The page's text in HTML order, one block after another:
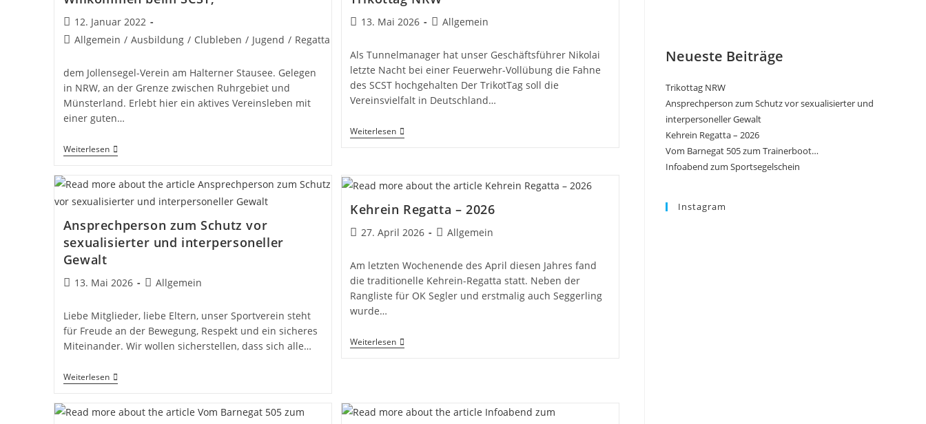
Beitrag
veröffentlicht:
12. Januar 2022
Beitrags-
Allgemein / Ausbildung / Clubleben / Jugend / Regatta
dem Jollensegel-Verein am Halterner Stausee. Gelegen
in NRW, an der Grenze zwischen Ruhrgebiet und
Münsterland. Erlebt hier ein aktives Vereinsleben mit
einer guten…
WeiterlesenWillkommen
Beim
Beitrag
13. Mai 2026
Beitrags-
Allgemein
Als Tunnelmanager hat unser Geschäftsführer Nikolai
letzte Nacht bei einer Feuerwehr-Vollübung die Fahne
des SCST hochgehalten Der TrikotTag soll die
Vereinsvielfalt in Deutschland…
WeiterlesenTrikottag
NRW
Ansprechperson zum Schutz vor
sexualisierter und interpersoneller
Gewalt
Beitrag
13. Mai 2026
Beitrags-
Allgemein
Liebe Mitglieder, liebe Eltern, unser Sportverein steht
für Freude an der Bewegung, Respekt und ein sicheres
Miteinander. Wir wollen sicherstellen, dass sich alle…
WeiterlesenAnsprechperson
Zum
Vor
Kehrein Regatta – 2026
Beitrag
27. April 2026
Beitrags-
Allgemein
Am letzten Wochenende des April diesen Jahres fand
die traditionelle Kehrein-Regatta statt. Neben der
Rangliste für OK Segler und erstmalig auch Seggerling
wurde…
WeiterlesenKehrein
Regatta
Neueste Beiträge
Trikottag NRW
Ansprechperson zum Schutz vor sexualisierter und
interpersoneller Gewalt
Kehrein Regatta – 2026
Vom Barnegat 505 zum Trainerboot…
Infoabend zum Sportsegelschein
Instagram